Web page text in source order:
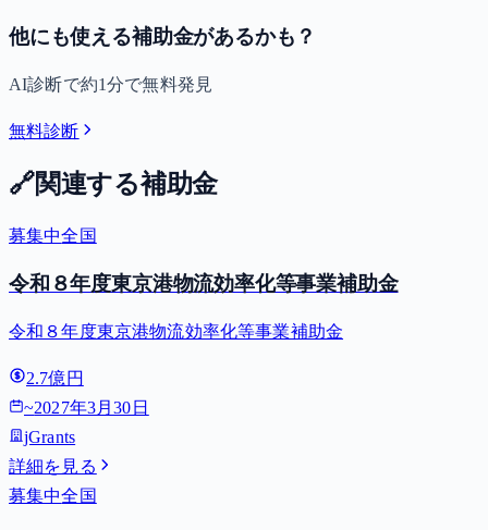
他にも使える補助金があるかも？
AI診断で約1分で無料発見
無料診断
🔗関連する補助金
募集中全国
令和８年度東京港物流効率化等事業補助金
令和８年度東京港物流効率化等事業補助金
2.7億円
~2027年3月30日
jGrants
詳細を見る
募集中全国